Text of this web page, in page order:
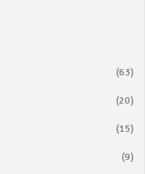
(63)
(20)
(15)
(9)